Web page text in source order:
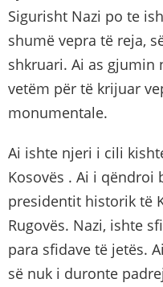
Sigurisht Nazi po te
shumë vepra të reja,
shkruari. Ai as gjumin
vetëm për të krijuar
monumentale.
Ai ishte njeri i cili
Kosovës . Ai i
presidentit historik të
Rugovës. Nazi, ishte
para sfidave të jetës.
së nuk i duronte